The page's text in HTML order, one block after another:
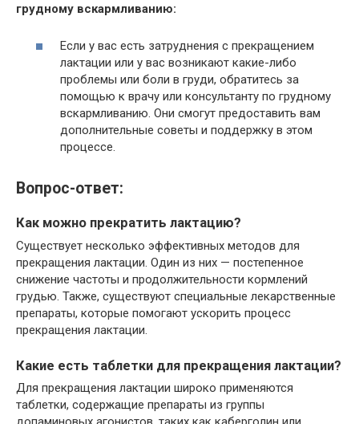
грудному вскармливанию:
Если у вас есть затруднения с прекращением
лактации или у вас возникают какие-либо
проблемы или боли в груди, обратитесь за
помощью к врачу или консультанту по грудному
вскармливанию. Они смогут предоставить вам
дополнительные советы и поддержку в этом
процессе.
Вопрос-ответ:
Как можно прекратить лактацию?
Существует несколько эффективных методов для
прекращения лактации. Один из них — постепенное
снижение частоты и продолжительности кормлений
грудью. Также, существуют специальные лекарственные
препараты, которые помогают ускорить процесс
прекращения лактации.
Какие есть таблетки для прекращения лактации?
Для прекращения лактации широко применяются
таблетки, содержащие препараты из группы